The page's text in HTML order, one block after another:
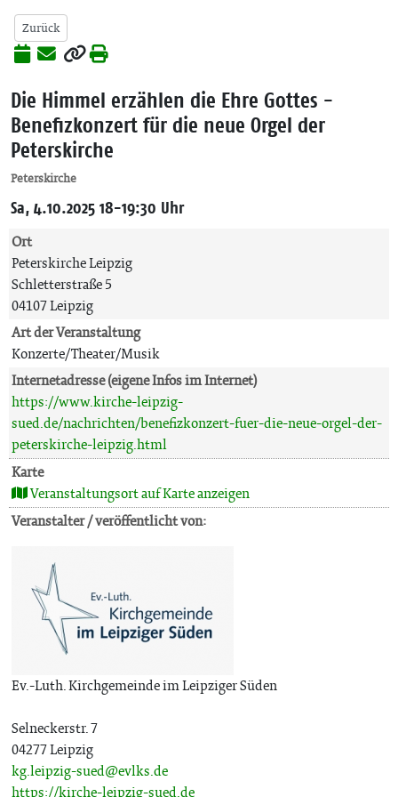
Zurück
Die Himmel erzählen die Ehre Gottes -
Benefizkonzert für die neue Orgel der
Peterskirche
Peterskirche
Sa, 4.10.2025 18-19:30 Uhr
Ort
Peterskirche Leipzig
Schletterstraße 5
04107 Leipzig
Art der Veranstaltung
Konzerte/Theater/Musik
Internetadresse (eigene Infos im Internet)
https://www.kirche-leipzig-
sued.de/nachrichten/benefizkonzert-fuer-die-neue-orgel-der-
peterskirche-leipzig.html
Karte
Veranstaltungsort auf Karte anzeigen
Veranstalter / veröffentlicht von:
Ev.-Luth. Kirchgemeinde im Leipziger Süden
Selneckerstr. 7
04277 Leipzig
kg.leipzig-sued@evlks.de
https://kirche-leipzig-sued.de